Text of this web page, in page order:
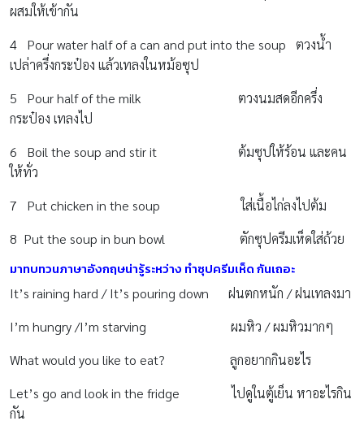
ผสมให้เข้ากัน
4 Pour water half of a can and put into the soup ตวงน้ำ
เปล่าครึ่งกระป๋อง แล้วเทลงในหม้อซุป
5 Pour half of the milk ตวงนมสดอีกครึ่ง
กระป๋อง เทลงไป
6 Boil the soup and stir it ต้มซุปให้ร้อน และคน
ให้ทั่ว
7 Put chicken in the soup ใส่เนื้อไก่ลงไปต้ม
8 Put the soup in bun bowl ตักซุปครีมเห็ดใส่ถ้วย
มาทบทวนภาษาอังกฤษน่ารู้ระหว่าง ทำซุปครีมเห็ด กันเถอะ
It’s raining hard / It’s pouring down ฝนตกหนัก / ฝนเทลงมา
I’m hungry /I’m starving ผมหิว / ผมหิวมากๆ
What would you like to eat? ลูกอยากกินอะไร
Let’s go and look in the fridge ไปดูในตู้เย็น หาอะไรกิน
กัน